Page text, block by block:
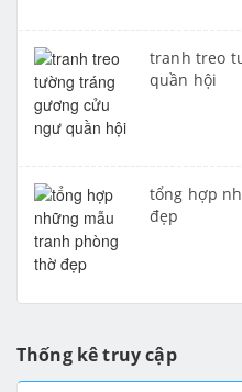
tranh treo
quần hội
tổng hợp
đẹp
Thống kê truy cập